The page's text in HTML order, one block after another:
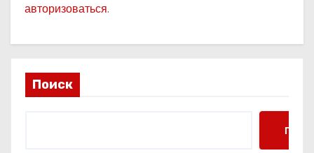
авторизоваться.
Поиск
Поиск